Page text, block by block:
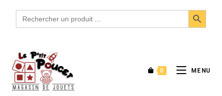
Search
for:
SEARCH BUTTON
0 MENU